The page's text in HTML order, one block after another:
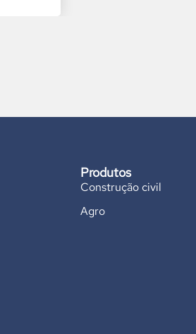
Produtos
Construção civil
Agro